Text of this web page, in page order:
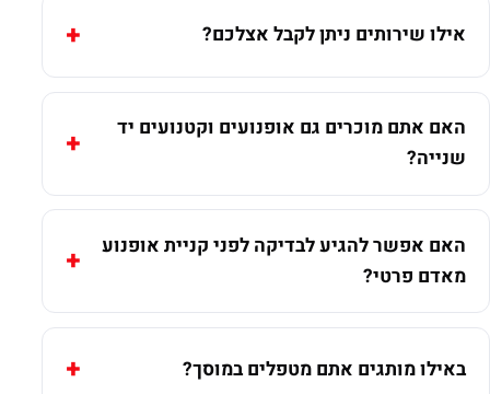
אילו שירותים ניתן לקבל אצלכם?
האם אתם מוכרים גם אופנועים וקטנועים יד
שנייה?
האם אפשר להגיע לבדיקה לפני קניית אופנוע
מאדם פרטי?
באילו מותגים אתם מטפלים במוסך?